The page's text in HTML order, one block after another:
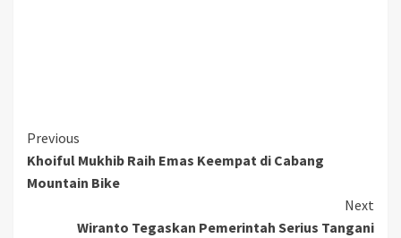
Continue
Reading
Previous
Khoiful Mukhib Raih Emas Keempat di Cabang
Mountain Bike
Next
Wiranto Tegaskan Pemerintah Serius Tangani